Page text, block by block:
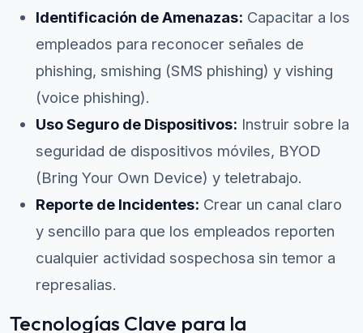
Identificación de Amenazas: Capacitar a los
empleados para reconocer señales de
phishing, smishing (SMS phishing) y vishing
(voice phishing).
Uso Seguro de Dispositivos: Instruir sobre la
seguridad de dispositivos móviles, BYOD
(Bring Your Own Device) y teletrabajo.
Reporte de Incidentes: Crear un canal claro
y sencillo para que los empleados reporten
cualquier actividad sospechosa sin temor a
represalias.
Tecnologías Clave para la